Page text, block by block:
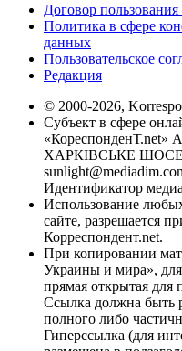
Договор пользования
Политика в сфере
данных
Пользовательское
Редакция
© 2000-2026,
Субъект в сфере
«КореспонденТ.net»
ХАРКІВСЬКЕ ШОСЕ,
Идентификатор
Использование
сайте, разрешается
Корреспондент.net.
При копировании
Украины и мира», для
прямая открытая для
Ссылка должна быть
полного либо
Гиперссылка (для